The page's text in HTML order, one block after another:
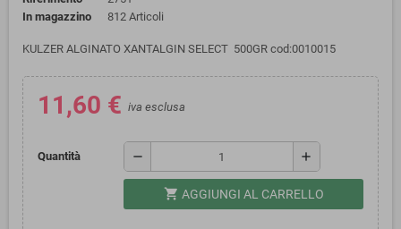
In magazzino
812 Articoli
KULZER ALGINATO XANTALGIN SELECT 500GR cod:0010015
11,60 € iva esclusa
Quantità remove add
shopping_cart AGGIUNGI AL CARRELLO